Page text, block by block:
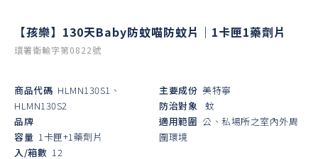
【孩樂】130天Baby防蚊喵防蚊片｜1卡匣1藥劑片
環署衛輸字第0822號
商品代碼 HLMN130S1、
HLMN130S2
品牌
容量 1卡匣+1藥劑片
入/箱數 12
主要成份 美特寧
防治對象 蚊
適用範圍 公、私場所之室內外周
圍環境